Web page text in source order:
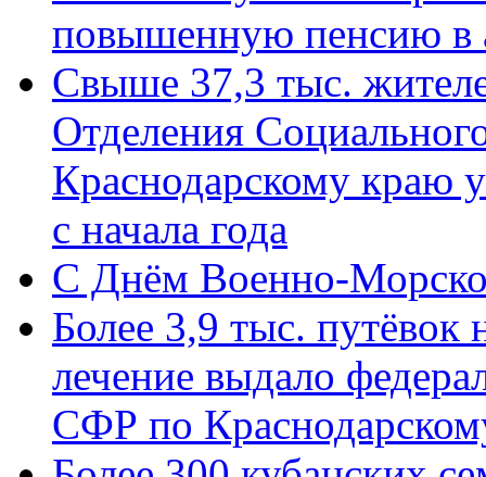
повышенную пенсию в
Свыше 37,3 тыс.
Отделения
Краснодарскому краю
с начала года
C Днём Военно-
Более 3,9 тыс. путёвок
лечение выдало
СФР по